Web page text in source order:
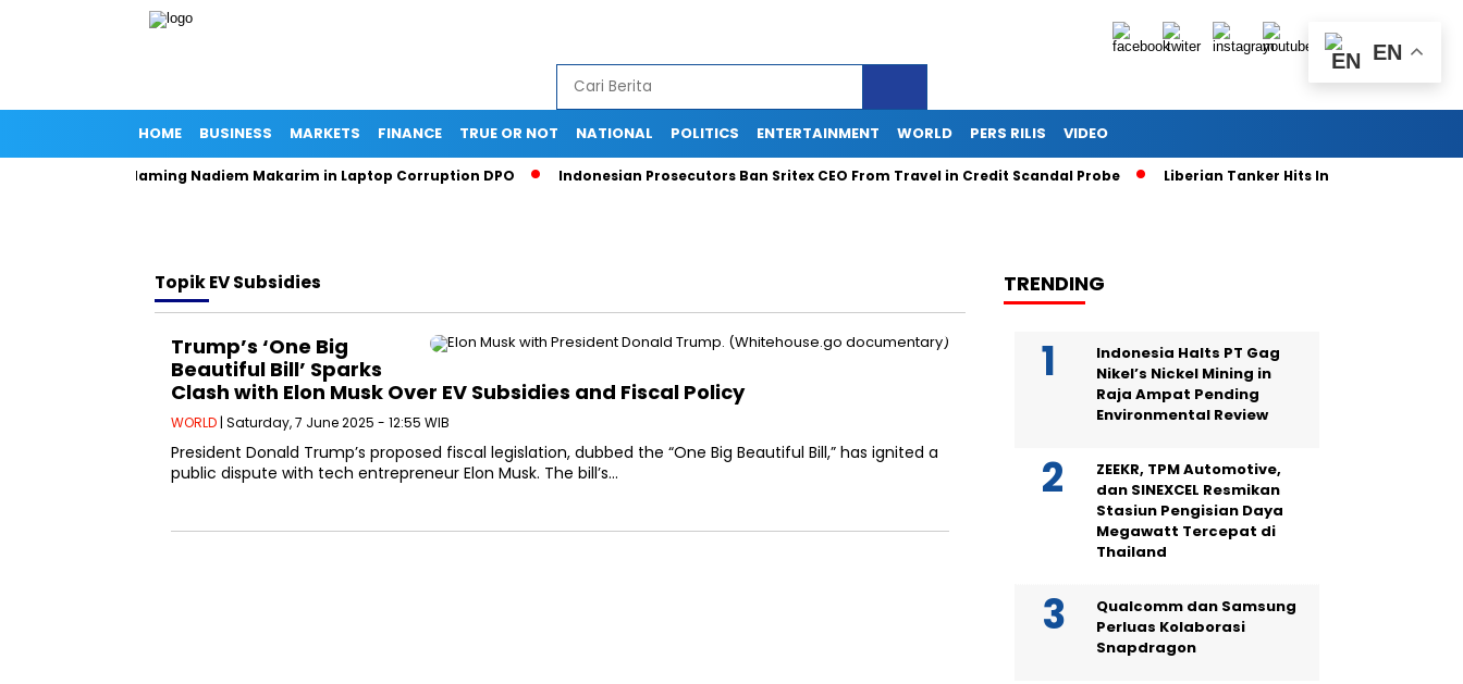
HOME BUSINESS MARKETS FINANCE TRUE OR NOT NATIONAL POLITICS ENTERTAINMENT WORLD PERS RILIS VIDEO
Denies Naming Nadiem Makarim in Laptop Corruption DPO Indonesian Prosecutors Ban Sritex CEO From Travel in Credit Scandal Probe Liberian Tanker Hits Indonesian Fishing
TopikEV Subsidies
Trump’s ‘One Big
Beautiful Bill’ Sparks
Clash with Elon Musk Over EV Subsidies and Fiscal Policy
WORLD | Saturday, 7 June 2025 - 12:55 WIB
President Donald Trump’s proposed fiscal legislation, dubbed the “One Big Beautiful Bill,” has ignited a
public dispute with tech entrepreneur Elon Musk. The bill’s…
TRENDING
Indonesia Halts PT Gag
Nikel’s Nickel Mining in
Raja Ampat Pending
Environmental Review
ZEEKR, TPM Automotive,
dan SINEXCEL Resmikan
Stasiun Pengisian Daya
Megawatt Tercepat di
Thailand
Qualcomm dan Samsung
Perluas Kolaborasi
Snapdragon
EN